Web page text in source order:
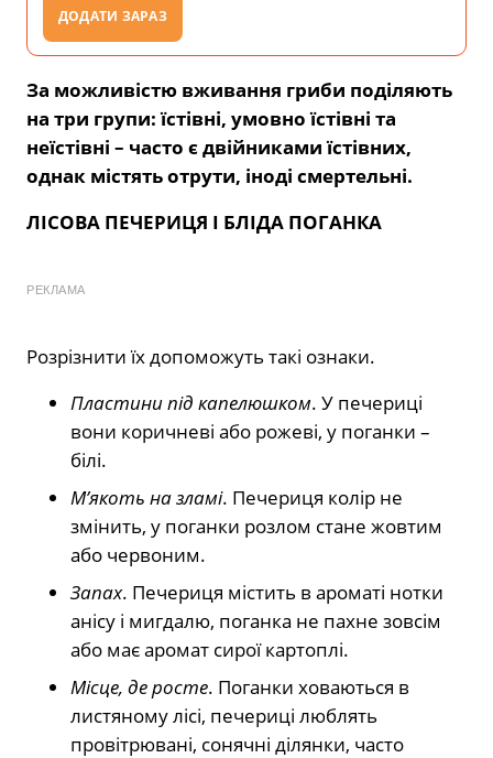
ДОДАТИ ЗАРАЗ
За можливістю вживання гриби поділяють
на три групи: їстівні, умовно їстівні та
неїстівні – часто є двійниками їстівних,
однак містять отрути, іноді смертельні.
ЛІСОВА ПЕЧЕРИЦЯ І БЛІДА ПОГАНКА
РЕКЛАМА
Розрізнити їх допоможуть такі ознаки.
Пластини під капелюшком. У печериці
вони коричневі або рожеві, у поганки –
білі.
М’якоть на зламі. Печериця колір не
змінить, у поганки розлом стане жовтим
або червоним.
Запах. Печериця містить в ароматі нотки
анісу і мигдалю, поганка не пахне зовсім
або має аромат сирої картоплі.
Місце, де росте. Поганки ховаються в
листяному лісі, печериці люблять
провітрювані, сонячні ділянки, часто